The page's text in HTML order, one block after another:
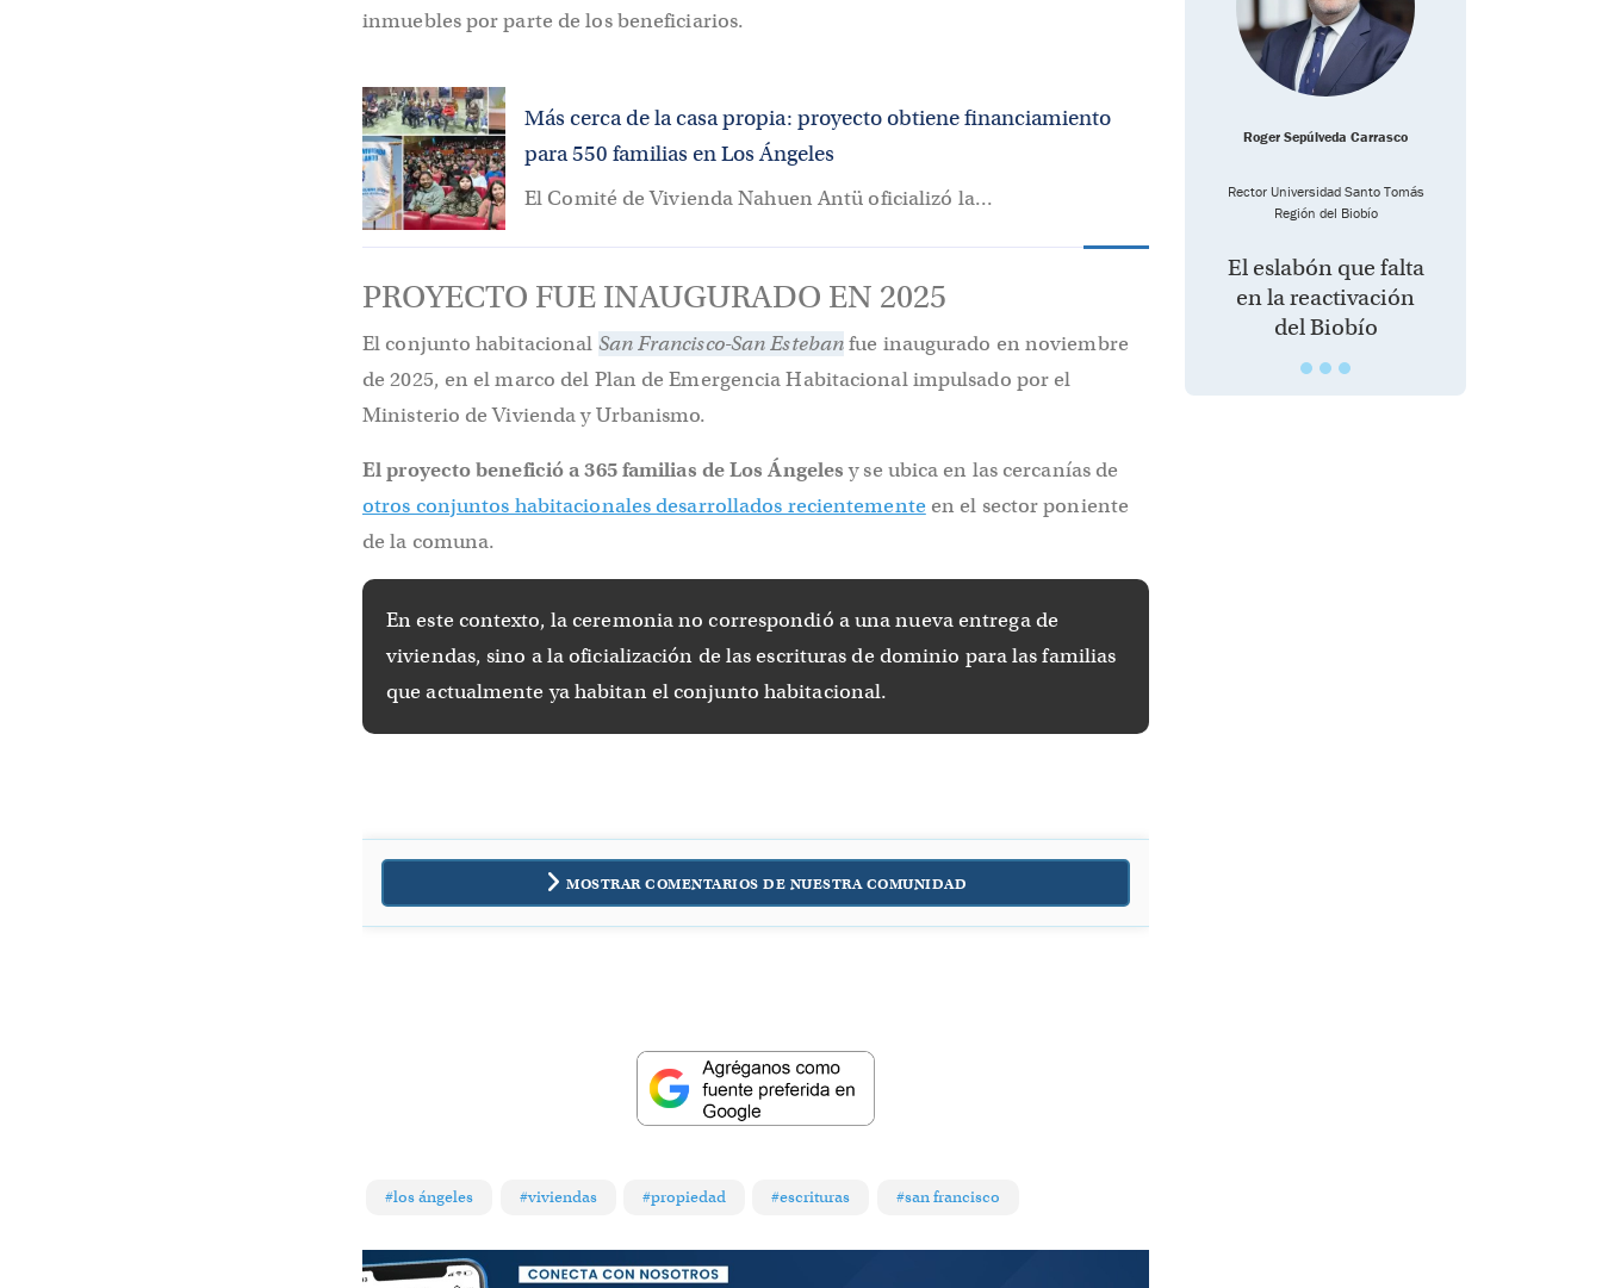
inmuebles por parte de los beneficiarios.
Más cerca de la casa propia: proyecto obtiene financiamiento
para 550 familias en Los Ángeles
El Comité de Vivienda Nahuen Antü oficializó la...
PROYECTO FUE INAUGURADO EN 2025
El conjunto habitacional San Francisco-San Estebanfue inaugurado en noviembre
de 2025, en el marco del Plan de Emergencia Habitacional impulsado por el
Ministerio de Vivienda y Urbanismo.
El proyecto benefició a 365 familias de Los Ángelesy se ubica en las cercanías de
otros conjuntos habitacionales desarrollados recientemente en el sector poniente
de la comuna.
En este contexto, la ceremonia no correspondió a una nueva entrega de
viviendas, sino a la oficialización de las escrituras de dominio para las familias
que actualmente ya habitan el conjunto habitacional.
MOSTRAR COMENTARIOS DE NUESTRA COMUNIDAD
#los ángeles #viviendas #propiedad #escrituras #san francisco
Roger Sepúlveda Carrasco
Rector Universidad Santo Tomás
Región del Biobío
El eslabón que falta
en la reactivación
del Biobío